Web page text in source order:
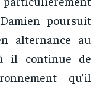
poursuit
alternance au
il continue de
qu’il